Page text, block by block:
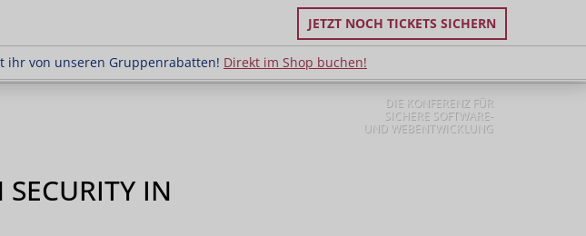
JETZT NOCH TICKETS SICHERN
ihr von unseren Gruppenrabatten! Direkt im Shop buchen!
ihr von unseren Gruppenrabatten!Direkt im Shop buchen!
DIE KONFERENZ FÜR
SICHERE SOFTWARE-
UND WEBENTWICKLUNG
IN